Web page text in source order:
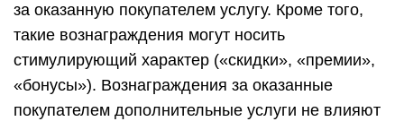
за оказанную покупателем услугу. Кроме того,
такие вознаграждения могут носить
стимулирующий характер («скидки», «премии»,
«бонусы»). Вознаграждения за оказанные
покупателем дополнительные услуги не влияют